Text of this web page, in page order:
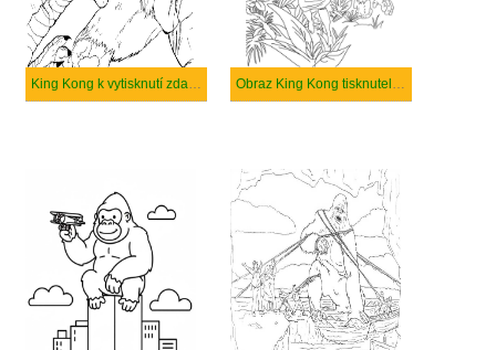
King Kong k vytisknutí zdarma Obraz King Kong tisknutelné